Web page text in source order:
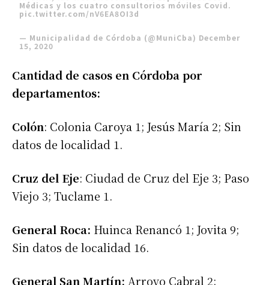
Médicas y los cuatro consultorios móviles Covid.
pic.twitter.com/nV6EA8OI3d
— Municipalidad de Córdoba (@MuniCba) December
15, 2020
Cantidad de casos en Córdoba por
departamentos:
Colón: Colonia Caroya 1; Jesús María 2; Sin
datos de localidad 1.
Cruz del Eje: Ciudad de Cruz del Eje 3; Paso
Viejo 3; Tuclame 1.
General Roca: Huinca Renancó 1; Jovita 9;
Sin datos de localidad 16.
General San Martín: Arroyo Cabral 2;